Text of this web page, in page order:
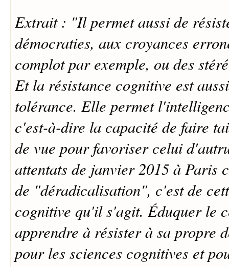
Extrait : "Il permet aussi de
démocraties, aux croyances
complot par exemple, ou des
Et la résistance cognitive est
tolérance. Elle permet
c'est-à-dire la capacité de faire
de vue pour favoriser celui
attentats de janvier 2015 à Paris
de "déradicalisation", c'est de
cognitive qu'il s'agit. Éduquer le
apprendre à résister à sa propre
pour les sciences cognitives et